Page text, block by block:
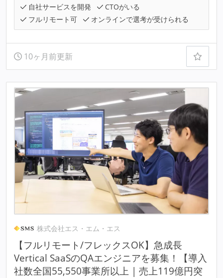
自社サービスを開発
CTOがいる
フルリモート可
オンラインで選考が受けられる
10ヶ月前更新
株式会社エス・エム・エス
【フルリモート/フレックスOK】急成長
Vertical SaaSのQAエンジニアを募集！【導入
社数全国55,550事業所以上 | 売上119億円突